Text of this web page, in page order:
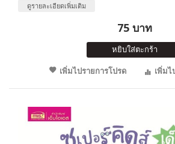
ดูรายละเอียดเพิ่มเติม
75 บาท
หยิบใส่ตะกร้า
เพิ่มไปรายการโปรด
เพิ่มไ